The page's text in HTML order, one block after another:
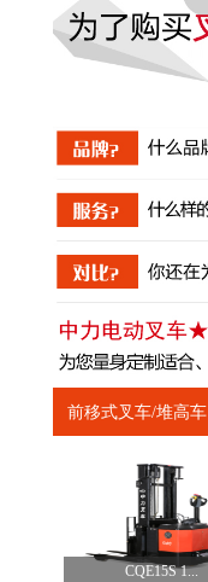
前移式叉车/堆高车
CQE15S 1...